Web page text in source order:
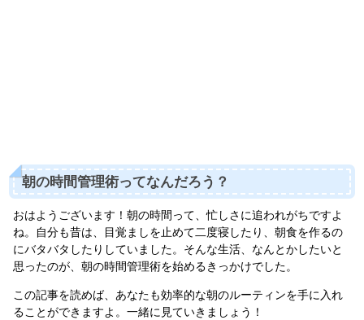
朝の時間管理術ってなんだろう？
おはようございます！朝の時間って、忙しさに追われがちですよ
ね。自分も昔は、目覚ましを止めて二度寝したり、朝食を作るの
にバタバタしたりしていました。そんな生活、なんとかしたいと
思ったのが、朝の時間管理術を始めるきっかけでした。
この記事を読めば、あなたも効率的な朝のルーティンを手に入れ
ることができますよ。一緒に見ていきましょう！